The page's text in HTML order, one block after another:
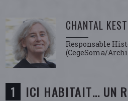
CHANTAL
Responsable
(CegeSoma/
ICI HABITAIT… UN